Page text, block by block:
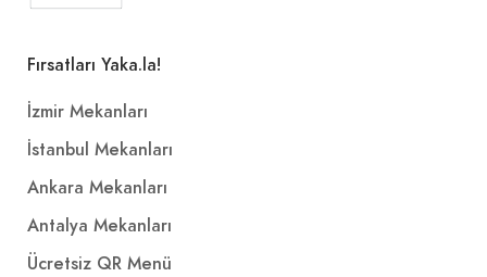
Fırsatları Yaka.la!
İzmir Mekanları
İstanbul Mekanları
Ankara Mekanları
Antalya Mekanları
Ücretsiz QR Menü